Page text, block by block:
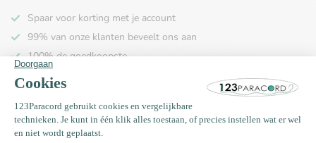
Spaar voor korting met je account
99% van onze klanten beveelt ons aan
100% de goedkoopste
Gratis verzending binnen NL vanaf € 65,00!
Productomschrijving